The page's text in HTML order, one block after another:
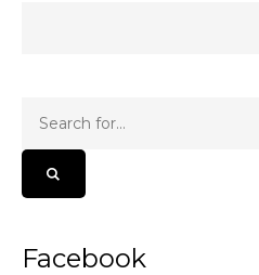
Facebook